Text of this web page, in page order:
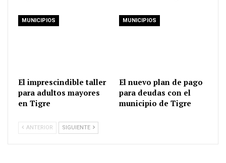
MUNICIPIOS
El imprescindible taller
para adultos mayores
en Tigre
MUNICIPIOS
El nuevo plan de pago
para deudas con el
municipio de Tigre
ANTERIOR SIGUIENTE